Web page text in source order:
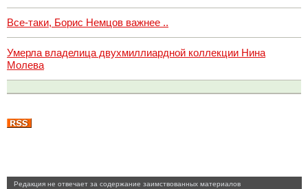
Все-таки, Борис Немцов важнее ..
Умерла владелица двухмиллиардной коллекции Нина
Молева
Pедакция не отвечает за содержание заимствованных материалов